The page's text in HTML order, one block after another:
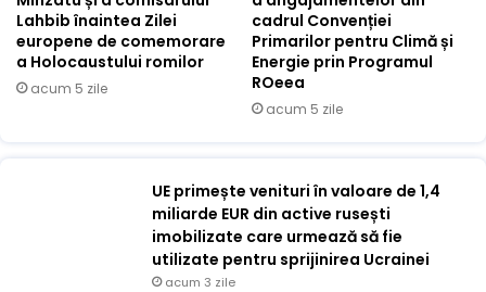
Lahbib înaintea Zilei
europene de comemorare
a Holocaustului romilor
acum 5 zile
cadrul Convenției
Primarilor pentru Climă și
Energie prin Programul
ROeea
acum 5 zile
UE primește venituri în valoare de 1,4
miliarde EUR din active rusești
imobilizate care urmează să fie
utilizate pentru sprijinirea Ucrainei
acum 3 zile